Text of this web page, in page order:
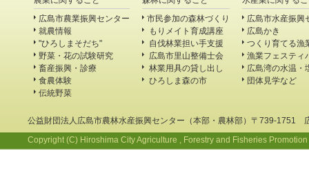
広島市農業振興センター
就農情報
"ひろしまそだち"
野菜・花の試験研究
畜産振興・診療
食農体験
伝統野菜
市民参加の森林づくり
もりメイト育成講座
自伐林業担い手支援
広島市里山整備士会
林業用具の貸し出し
ひろしま森の市
広島市水産振興
広島かき
つくり育てる漁
漁業フェスティ
広島湾の水温・
団体見学など
公益財団法人広島市農林水産振興センター（本部・農林部）〒739-1751
Copyright (C) Hiroshima City Agriculture , Forestry and Fisheries